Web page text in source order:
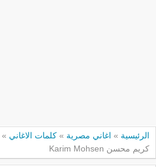
الرئيسية » اغاني مصرية » كلمات الاغاني »
كريم محسن Karim Mohsen